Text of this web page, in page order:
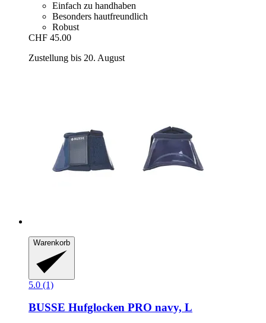
Einfach zu handhaben
Besonders hautfreundlich
Robust
CHF 45.00
Zustellung bis 20. August
Warenkorb
5.0 (1)
BUSSE Hufglocken PRO navy, L